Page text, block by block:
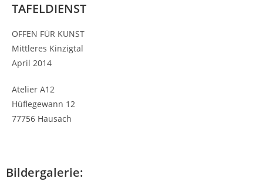
TAFELDIENST
OFFEN FÜR KUNST
Mittleres Kinzigtal
April 2014
Atelier A12
Hüflegewann 12
77756 Hausach
Bildergalerie: